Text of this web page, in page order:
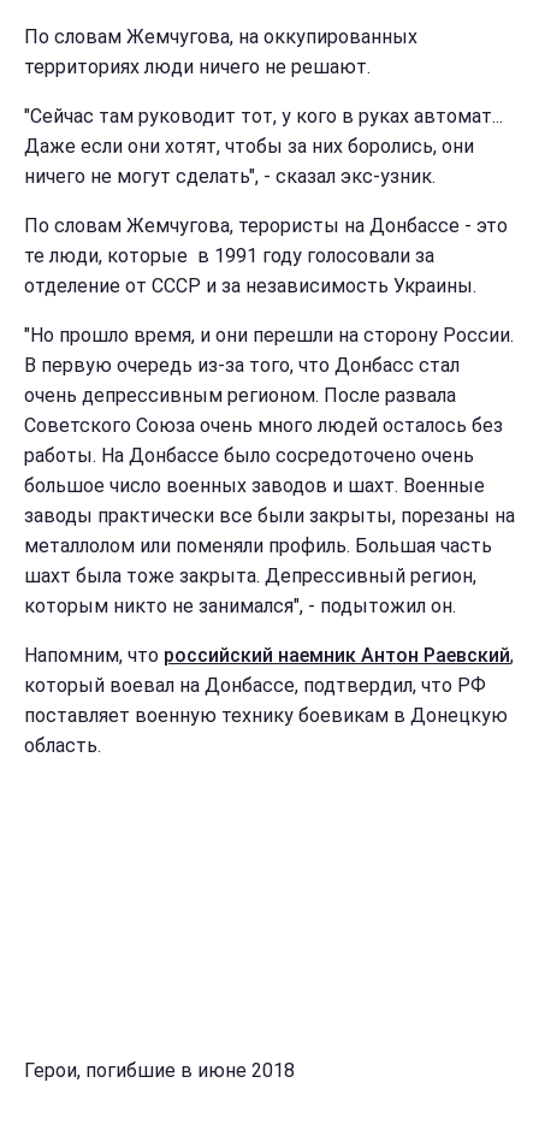
По словам Жемчугова, на оккупированных
территориях люди ничего не решают.
"Сейчас там руководит тот, у кого в руках автомат...
Даже если они хотят, чтобы за них боролись, они
ничего не могут сделать", - сказал экс-узник.
По словам Жемчугова, терористы на Донбассе - это
те люди, которые в 1991 году голосовали за
отделение от СССР и за независимость Украины.
"Но прошло время, и они перешли на сторону России.
В первую очередь из-за того, что Донбасс стал
очень депрессивным регионом. После развала
Советского Союза очень много людей осталось без
работы. На Донбассе было сосредоточено очень
большое число военных заводов и шахт. Военные
заводы практически все были закрыты, порезаны на
металлолом или поменяли профиль. Большая часть
шахт была тоже закрыта. Депрессивный регион,
которым никто не занимался", - подытожил он.
Напомним, что российский наемник Антон Раевский,
который воевал на Донбассе, подтвердил, что РФ
поставляет военную технику боевикам в Донецкую
область.
Герои, погибшие в июне 2018